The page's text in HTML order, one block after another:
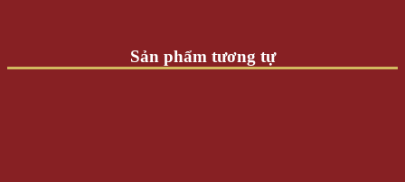
Sản phẩm tương tự